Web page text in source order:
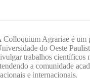
Colloquium Agrariae é um
do Oeste
trabalhos científicos
a comunidade
e internacionais.